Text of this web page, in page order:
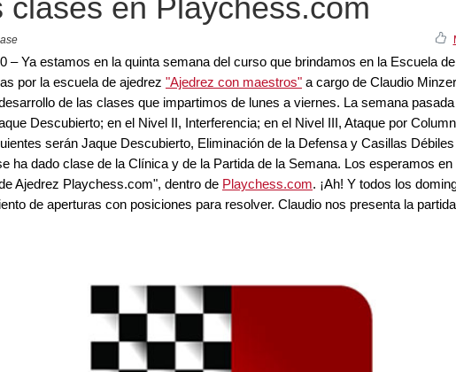
clases en Playchess.com
– Ya estamos en la quinta semana del curso que brindamos en la Escuela
por la escuela de ajedrez "Ajedrez con maestros" a cargo de Claudio
de las clases que impartimos de lunes a viernes. La semana
Descubierto; en el Nivel II, Interferencia; en el Nivel III, Ataque por
serán Jaque Descubierto, Eliminación de la Defensa y Casillas
ha dado clase de la Clínica y de la Partida de la Semana. Los esperamos en
Ajedrez Playchess.com", dentro de Playchess.com. ¡Ah! Y todos los
de aperturas con posiciones para resolver. Claudio nos presenta la